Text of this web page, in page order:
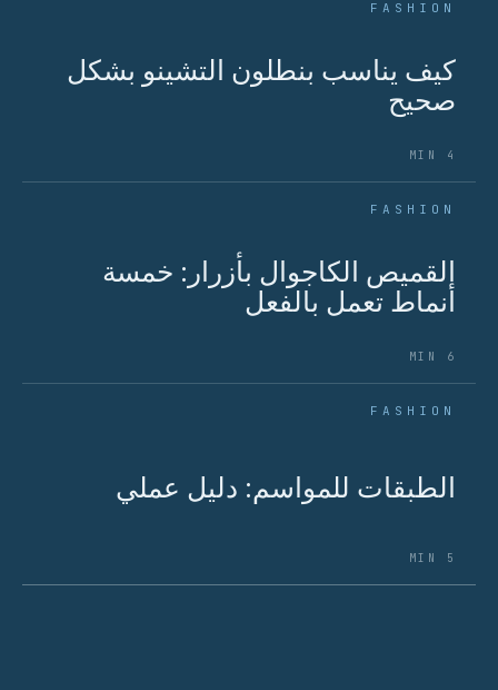
FASHION
كيف يناسب بنطلون التشينو بشكل
صحيح
4 MIN
FASHION
القميص الكاجوال بأزرار: خمسة
أنماط تعمل بالفعل
6 MIN
FASHION
الطبقات للمواسم: دليل عملي
5 MIN